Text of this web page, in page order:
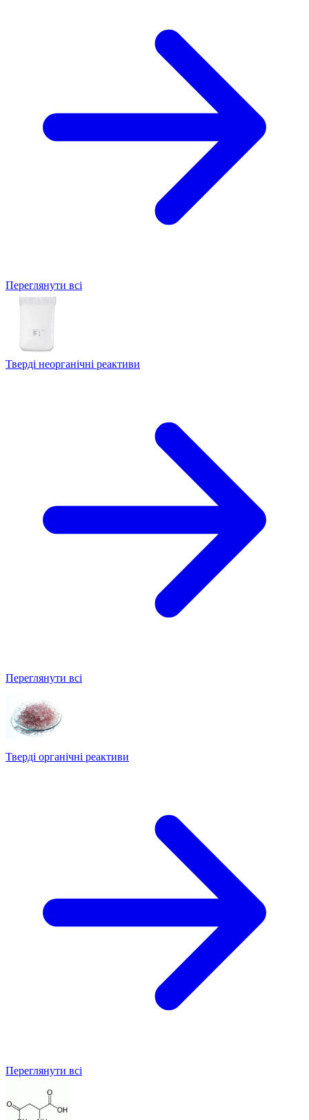
Переглянути всі
Тверді неорганічні реактиви
Переглянути всі
Тверді органічні реактиви
Переглянути всі